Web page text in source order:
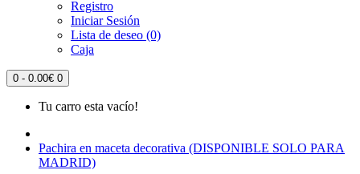
Registro
Iniciar Sesión
Lista de deseo (0)
Caja
0 - 0.00€ 0
Tu carro esta vacío!
Pachira en maceta decorativa (DISPONIBLE SOLO PARA
MADRID)